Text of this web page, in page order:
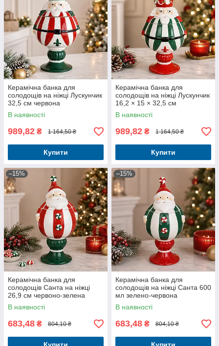
Керамічна банка для
солодощів на ніжці Лускунчик
32,5 см червона
В наявності
989,82 ₴ 1 164,50 ₴
Купити
Керамічна банка для
солодощів на ніжці Лускунчик
16,2 × 15 × 32,5 см
В наявності
989,82 ₴ 1 164,50 ₴
Купити
–15%
Керамічна банка для
солодощів Санта на ніжці
26,9 см червоно-зелена
В наявності
683,48 ₴ 804,10 ₴
–15%
Керамічна банка для
солодощів на ніжці Санта 600
мл зелено-червона
В наявності
683,48 ₴ 804,10 ₴